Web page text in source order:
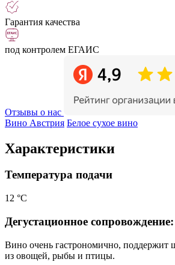
Гарантия качества
под контролем ЕГАИС
Отзывы о нас
Вино Австрия Белое сухое вино
Характеристики
Температура подачи
12 °С
Дегустационное сопровождение:
Вино очень гастрономично,
из овощей, рыбы и птицы.